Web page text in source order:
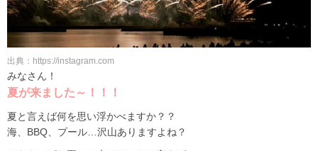
出典：https://instagram.com
みなさん！
夏が来ました～！！！
夏と言えば何を思い浮かべますか？？
海、BBQ、プール…沢山ありますよね？